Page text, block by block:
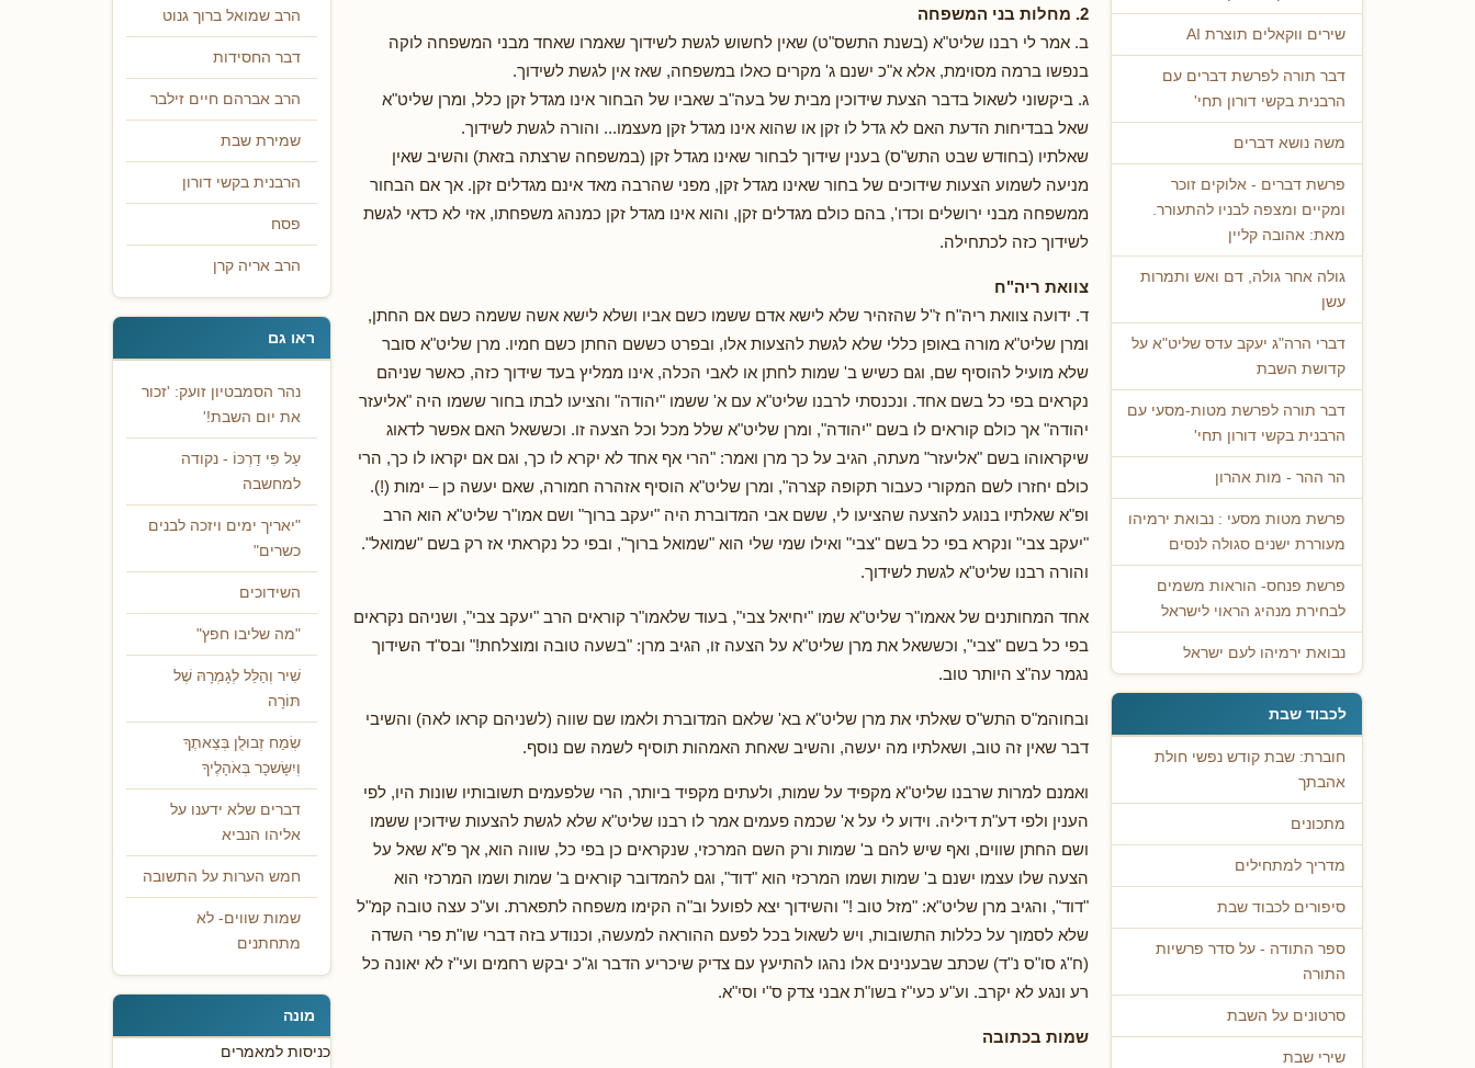
שירים ווקאלים תוצרת AI
דבר תורה לפרשת דברים עם
הרבנית בקשי דורון תחי'
משה נושא דברים
פרשת דברים - אלוקים זוכר
ומקיים ומצפה לבניו להתעורר.
מאת: אהובה קליין
גולה אחר גולה, דם ואש ותמרות
עשן
דברי הרה"ג יעקב עדס שליט"א על
קדושת השבת
דבר תורה לפרשת מטות-מסעי עם
הרבנית בקשי דורון תחי'
הר ההר - מות אהרון
פרשת מטות מסעי : נבואת ירמיהו
מעוררת ישנים סגולה לנסים
פרשת פנחס- הוראות משמים
לבחירת מנהיג הראוי לישראל
נבואת ירמיהו לעם ישראל
לכבוד שבת
חוברת: שבת קודש נפשי חולת
אהבתך
מתכונים
מדריך למתחילים
סיפורים לכבוד שבת
ספר התודה - על סדר פרשיות
התורה
סרטונים על השבת
שירי שבת
2. מחלות בני המשפחה
ב. אמר לי רבנו שליט"א (בשנת התשס"ט) שאין לחשוש לגשת לשידוך שאמרו שאחד מבני המשפחה לוקה
בנפשו ברמה מסוימת, אלא א"כ ישנם ג' מקרים כאלו במשפחה, שאז אין לגשת לשידוך.
ג. ביקשוני לשאול בדבר הצעת שידוכין מבית של בעה"ב שאביו של הבחור אינו מגדל זקן כלל, ומרן שליט"א
שאל בבדיחות הדעת האם לא גדל לו זקן או שהוא אינו מגדל זקן מעצמו... והורה לגשת לשידוך.
שאלתיו (בחודש שבט התש"ס) בענין שידוך לבחור שאינו מגדל זקן (במשפחה שרצתה בזאת) והשיב שאין
מניעה לשמוע הצעות שידוכים של בחור שאינו מגדל זקן, מפני שהרבה מאד אינם מגדלים זקן. אך אם הבחור
ממשפחה מבני ירושלים וכדו', בהם כולם מגדלים זקן, והוא אינו מגדל זקן כמנהג משפחתו, אזי לא כדאי לגשת
לשידוך כזה לכתחילה.
צוואת ריה"ח
ד. ידועה צוואת ריה"ח ז"ל שהזהיר שלא לישא אדם ששמו כשם אביו ושלא לישא אשה ששמה כשם אם החתן,
ומרן שליט"א מורה באופן כללי שלא לגשת להצעות אלו, ובפרט כששם החתן כשם חמיו. מרן שליט"א סובר
שלא מועיל להוסיף שם, וגם כשיש ב' שמות לחתן או לאבי הכלה, אינו ממליץ בעד שידוך כזה, כאשר שניהם
נקראים בפי כל בשם אחד. ונכנסתי לרבנו שליט"א עם א' ששמו "יהודה" והציעו לבתו בחור ששמו היה "אליעזר
יהודה" אך כולם קוראים לו בשם "יהודה", ומרן שליט"א שלל מכל וכל הצעה זו. וכששאל האם אפשר לדאוג
שיקראוהו בשם "אליעזר" מעתה, הגיב על כך מרן ואמר: "הרי אף אחד לא יקרא לו כך, וגם אם יקראו לו כך, הרי
כולם יחזרו לשם המקורי כעבור תקופה קצרה", ומרן שליט"א הוסיף אזהרה חמורה, שאם יעשה כן – ימות (!).
ופ"א שאלתיו בנוגע להצעה שהציעו לי, ששם אבי המדוברת היה "יעקב ברוך" ושם אמו"ר שליט"א הוא הרב
"יעקב צבי" ונקרא בפי כל בשם "צבי" ואילו שמי שלי הוא "שמואל ברוך", ובפי כל נקראתי אז רק בשם "שמואל".
והורה רבנו שליט"א לגשת לשידוך.
אחד המחותנים של אאמו"ר שליט"א שמו "יחיאל צבי", בעוד שלאמו"ר קוראים הרב "יעקב צבי", ושניהם נקראים
בפי כל בשם "צבי", וכששאל את מרן שליט"א על הצעה זו, הגיב מרן: "בשעה טובה ומוצלחת!" ובס"ד השידוך
נגמר עה"צ היותר טוב.
ובחוהמ"ס התש"ס שאלתי את מרן שליט"א בא' שלאם המדוברת ולאמו שם שווה (לשניהם קראו לאה) והשיבי
דבר שאין זה טוב, ושאלתיו מה יעשה, והשיב שאחת האמהות תוסיף לשמה שם נוסף.
ואמנם למרות שרבנו שליט"א מקפיד על שמות, ולעתים מקפיד ביותר, הרי שלפעמים תשובותיו שונות היו, לפי
הענין ולפי דע"ת דיליה. וידוע לי על א' שכמה פעמים אמר לו רבנו שליט"א שלא לגשת להצעות שידוכין ששמו
ושם החתן שווים, ואף שיש להם ב' שמות ורק השם המרכזי, שנקראים כן בפי כל, שווה הוא, אך פ"א שאל על
הצעה שלו עצמו ישנם ב' שמות ושמו המרכזי הוא "דוד", וגם להמדובר קוראים ב' שמות ושמו המרכזי הוא
"דוד", והגיב מרן שליט"א: "מזל טוב !" והשידוך יצא לפועל וב"ה הקימו משפחה לתפארת. וע"כ עצה טובה קמ"ל
שלא לסמוך על כללות התשובות, ויש לשאול בכל לפעם ההוראה למעשה, וכנודע בזה דברי שו"ת פרי השדה
(ח"ג סו"ס נ"ד) שכתב שבענינים אלו נהגו להתיעץ עם צדיק שיכריע הדבר וג"כ יבקש רחמים ועי"ז לא יאונה כל
רע ונגע לא יקרב. וע"ע כעי"ז בשו"ת אבני צדק ס"י וסי"א.
שמות בכתובה
הרב שמואל ברוך גנוט
דבר החסידות
הרב אברהם חיים זילבר
שמירת שבת
הרבנית בקשי דורון
פסח
הרב אריה קרן
ראו גם
נהר הסמבטיון זועק: 'זכור
את יום השבת!'
עַל פִּי דַרְכּוֹ - נקודה
למחשבה
"יאריך ימים ויזכה לבנים
כשרים"
השידוכים
"מה שליבו חפץ"
שִׁיר וְהַלֵּל לְגָמְרָהּ שֶׁל
תּוֹרָה
שְׂמַח זְבוּלֻן בְּצֵאתֶךָ
וְיִשָּׂשכָר בְּאֹהָלֶיךָ
דברים שלא ידענו על
אליהו הנביא
חמש הערות על התשובה
שמות שווים- לא
מתחתנים
מונה
כניסות למאמרים